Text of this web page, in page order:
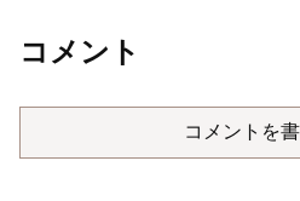
コメント
コメントを